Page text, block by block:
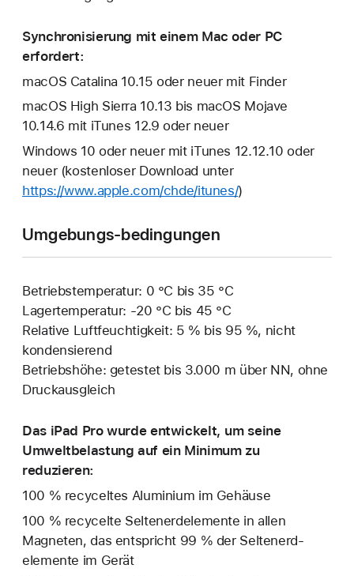
Synchronisierung mit einem Mac oder PC
erfordert:
macOS Catalina 10.15 oder neuer mit Finder
macOS High Sierra 10.13 bis macOS Mojave
10.14.6 mit iTunes 12.9 oder neuer
Windows 10 oder neuer mit iTunes 12.12.10 oder
neuer (kostenloser Download unter
https://www.apple.com/chde/itunes/)
Umgebungs-bedingungen
Betriebstemperatur: 0 °C bis 35 °C
Lagertemperatur: ‑20 °C bis 45 °C
Relative Luftfeuchtigkeit: 5 % bis 95 %, nicht
kondensierend
Betriebshöhe: getestet bis 3.000 m über NN, ohne
Druckausgleich
Das iPad Pro wurde entwickelt, um seine
Umweltbelastung auf ein Minimum zu
reduzieren:
100 % recyceltes Aluminium im Gehäuse
100 % recycelte Seltenerd­elemente in allen
Magneten, das entspricht 99 % der Seltenerd­
elemente im Gerät